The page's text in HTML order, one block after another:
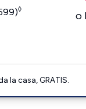
◊ o
la casa, GRATIS.